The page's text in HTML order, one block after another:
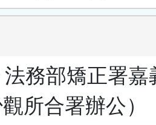
務部矯正署嘉
所合署辦公）